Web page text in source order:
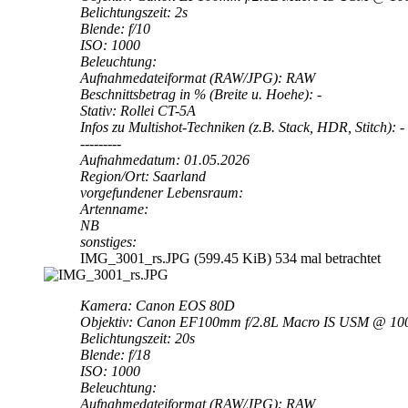
Belichtungszeit: 2s
Blende: f/10
ISO: 1000
Beleuchtung:
Aufnahmedateiformat (RAW/JPG): RAW
Beschnittsbetrag in % (Breite u. Hoehe): -
Stativ: Rollei CT-5A
Infos zu Multishot-Techniken (z.B. Stack, HDR, Stitch): -
---------
Aufnahmedatum: 01.05.2026
Region/Ort: Saarland
vorgefundener Lebensraum:
Artenname:
NB
sonstiges:
IMG_3001_rs.JPG (599.45 KiB) 534 mal betrachtet
Kamera: Canon EOS 80D
Objektiv: Canon EF100mm f/2.8L Macro IS USM @
Belichtungszeit: 20s
Blende: f/18
ISO: 1000
Beleuchtung:
Aufnahmedateiformat (RAW/JPG): RAW